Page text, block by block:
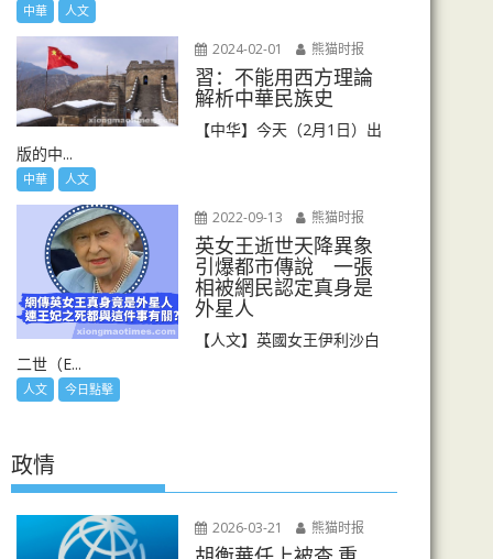
中華 人文
2024-02-01 熊猫时报
習：不能用西方理論
解析中華民族史
【中华】今天（2月1日）出
版的中...
中華 人文
2022-09-13 熊猫时报
英女王逝世天降異象
引爆都市傳說 一張
相被網民認定真身是
外星人
【人文】英國女王伊利沙白
二世（E...
人文 今日點擊
政情
2026-03-21 熊猫时报